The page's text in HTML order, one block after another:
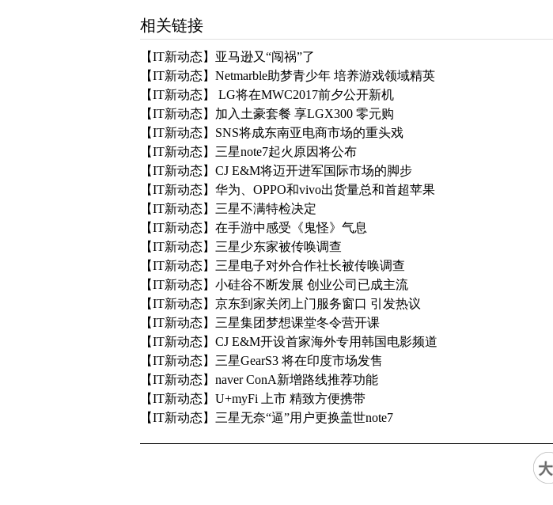
相关链接
【IT新动态】亚马逊又“闯祸”了
【IT新动态】Netmarble助梦青少年 培养游戏领域精英
【IT新动态】 LG将在MWC2017前夕公开新机
【IT新动态】加入土豪套餐 享LGX300 零元购
【IT新动态】SNS将成东南亚电商市场的重头戏
【IT新动态】三星note7起火原因将公布
【IT新动态】CJ E&M将迈开进军国际市场的脚步
【IT新动态】华为、OPPO和vivo出货量总和首超苹果
【IT新动态】三星不满特检决定
【IT新动态】在手游中感受《鬼怪》气息
【IT新动态】三星少东家被传唤调查
【IT新动态】三星电子对外合作社长被传唤调查
【IT新动态】小硅谷不断发展 创业公司已成主流
【IT新动态】京东到家关闭上门服务窗口 引发热议
【IT新动态】三星集团梦想课堂冬令营开课
【IT新动态】CJ E&M开设首家海外专用韩国电影频道
【IT新动态】三星GearS3 将在印度市场发售
【IT新动态】naver ConA新增路线推荐功能
【IT新动态】U+myFi 上市 精致方便携带
【IT新动态】三星无奈“逼”用户更换盖世note7